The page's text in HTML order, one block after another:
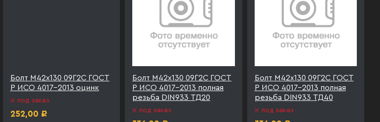
Болт М42х130 09Г2С ГОСТ
Р ИСО 4017-2013 оцинк
под заказ
252,00 Р
Болт М42х130 09Г2С ГОСТ
Р ИСО 4017-2013 полная
резьба DIN933 ТД20
под заказ
Болт М42х130 09Г2С ГОСТ
Р ИСО 4017-2013 полная
резьба DIN933 ТД40
под заказ